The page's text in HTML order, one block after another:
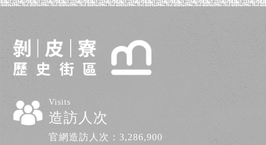
Visits
造訪人次
官網造訪人次： 3,286,900